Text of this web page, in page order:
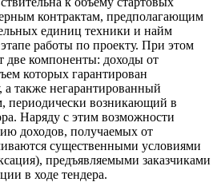
контрактам, предполагающим
единиц техники и найм
работы по проекту. При этом
две компоненты: доходы от
которых гарантирован
а также негарантированный
периодически возникающий в
Наряду с этим возможности
доходов, получаемых от
существенными условиями
предъявляемыми заказчиками
в ходе тендера.